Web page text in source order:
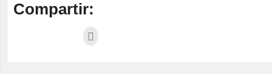
Compartir: